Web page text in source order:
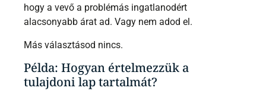
hogy a vevő a problémás ingatlanodért
alacsonyabb árat ad. Vagy nem adod el.
Más választásod nincs.
Példa: Hogyan értelmezzük a
tulajdoni lap tartalmát?